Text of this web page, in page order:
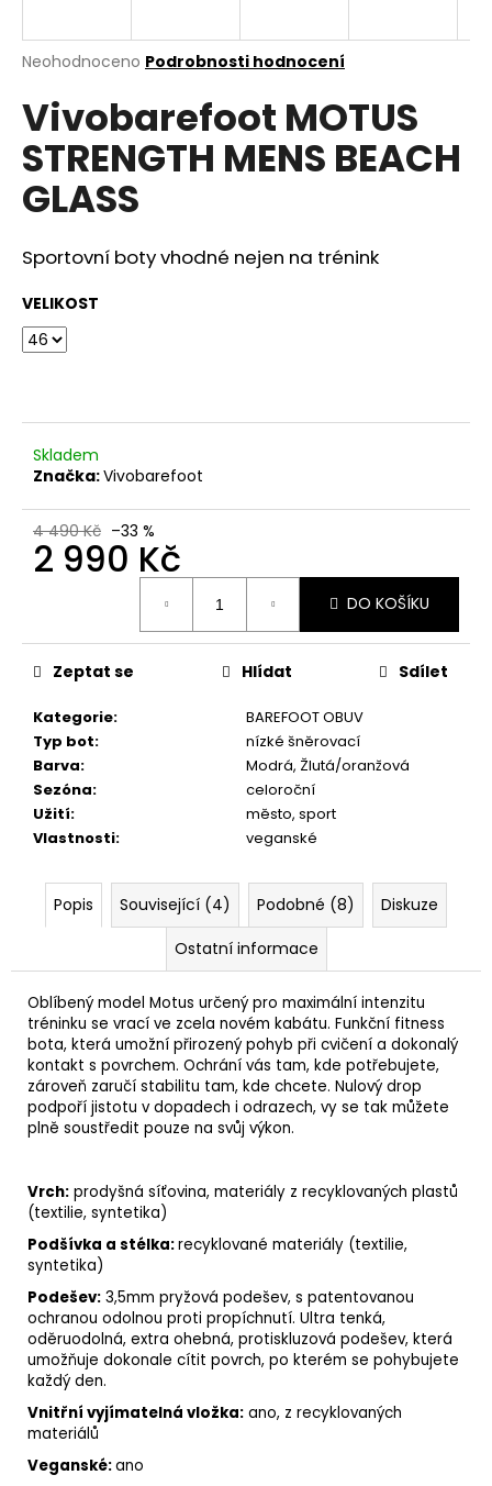
Průměrné
produktu
je
0,0
z
5
hvězdiček.
Neohodnoceno Podrobnosti hodnocení
Vivobarefoot MOTUS
STRENGTH MENS BEACH
GLASS
Sportovní boty vhodné nejen na trénink
VELIKOST
Skladem
Značka:Vivobarefoot
4 490 Kč –33 %
2 990 Kč
DO KOŠÍKU
Kategorie:
BAREFOOT OBUV
Typ bot:
nízké šněrovací
Barva:
Modrá, Žlutá/oranžová
Sezóna:
celoroční
Užití:
město, sport
Vlastnosti: veganské
Zeptat se Hlídat Sdílet
Popis Související (4) Podobné (8)
Diskuze
Ostatní informace
Oblíbený model Motus určený pro maximální intenzitu
tréninku se vrací ve zcela novém kabátu. Funkční fitness
bota, která umožní přirozený pohyb při cvičení a dokonalý
kontakt s povrchem. Ochrání vás tam, kde potřebujete,
zároveň zaručí stabilitu tam, kde chcete. Nulový drop
podpoří jistotu v dopadech i odrazech, vy se tak můžete
plně soustředit pouze na svůj výkon.
Vrch: prodyšná síťovina, materiály z recyklovaných plastů
(textilie, syntetika)
Podšívka a stélka:recyklované materiály (textilie,
syntetika)
Podešev: 3,5mm pryžová podešev, s patentovanou
ochranou odolnou proti propíchnutí. Ultra tenká,
oděruodolná, extra ohebná, protiskluzová podešev, která
umožňuje dokonale cítit povrch, po kterém se pohybujete
každý den.
Vnitřní vyjímatelná vložka: ano, z recyklovaných
materiálů
Veganské:ano
j
t
?
HLEDAT
D
o
u
u
COMBI
&
CARE
200
ML
289
Kč